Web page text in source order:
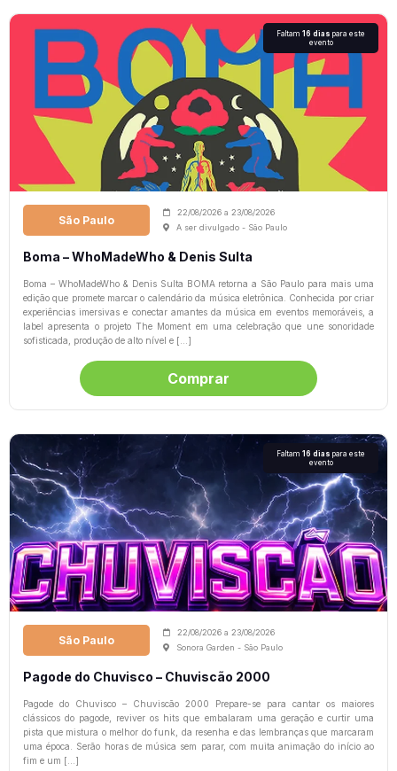
Faltam 16 dias para este
evento
São Paulo
22/08/2026a 23/08/2026
A ser divulgado - São Paulo
Boma – WhoMadeWho & Denis Sulta
Boma – WhoMadeWho & Denis Sulta BOMA retorna a São Paulo para mais uma
edição que promete marcar o calendário da música eletrônica. Conhecida por criar
experiências imersivas e conectar amantes da música em eventos memoráveis, a
label apresenta o projeto The Moment em uma celebração que une sonoridade
sofisticada, produção de alto nível e […]
Comprar
Faltam 16 dias para este
evento
São Paulo
22/08/2026a 23/08/2026
Sonora Garden - São Paulo
Pagode do Chuvisco – Chuviscão 2000
Pagode do Chuvisco – Chuviscão 2000 Prepare-se para cantar os maiores
clássicos do pagode, reviver os hits que embalaram uma geração e curtir uma
pista que mistura o melhor do funk, da resenha e das lembranças que marcaram
uma época. Serão horas de música sem parar, com muita animação do início ao
fim e um […]